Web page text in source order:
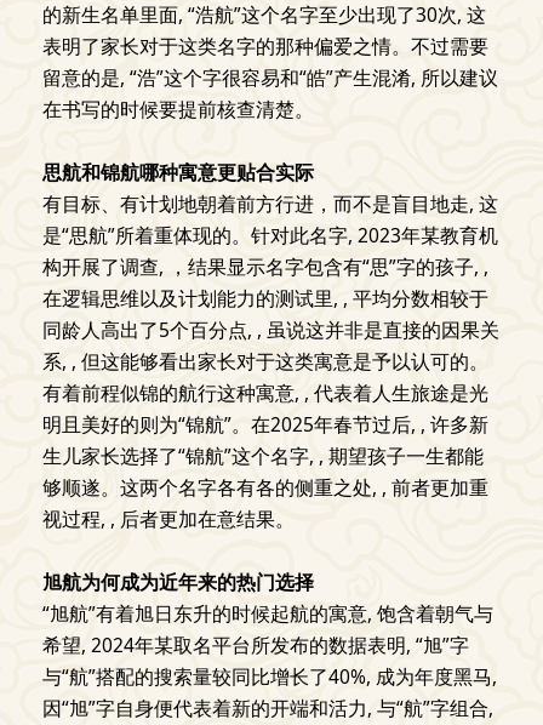
的新生名单里面, “浩航”这个名字至少出现了30次, 这
表明了家长对于这类名字的那种偏爱之情。不过需要
留意的是, “浩”这个字很容易和“皓”产生混淆, 所以建议
在书写的时候要提前核查清楚。
思航和锦航哪种寓意更贴合实际
有目标、有计划地朝着前方行进，而不是盲目地走, 这
是“思航”所着重体现的。针对此名字, 2023年某教育机
构开展了调查, ，结果显示名字包含有“思”字的孩子, ,
在逻辑思维以及计划能力的测试里, , 平均分数相较于
同龄人高出了5个百分点, , 虽说这并非是直接的因果关
系, , 但这能够看出家长对于这类寓意是予以认可的。
有着前程似锦的航行这种寓意, , 代表着人生旅途是光
明且美好的则为“锦航”。在2025年春节过后, , 许多新
生儿家长选择了“锦航”这个名字, , 期望孩子一生都能
够顺遂。这两个名字各有各的侧重之处, , 前者更加重
视过程, , 后者更加在意结果。
旭航为何成为近年来的热门选择
“旭航”有着旭日东升的时候起航的寓意, 饱含着朝气与
希望, 2024年某取名平台所发布的数据表明, “旭”字
与“航”搭配的搜索量较同比增长了40%, 成为年度黑马,
因“旭”字自身便代表着新的开端和活力, 与“航”字组合,